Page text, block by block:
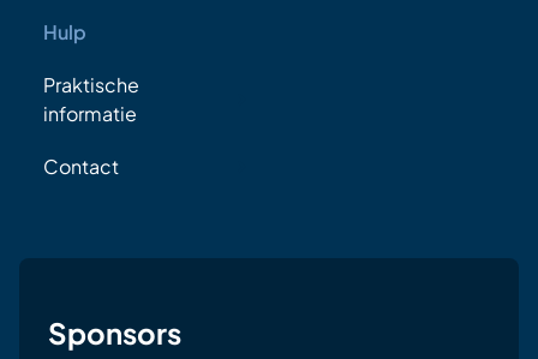
Hulp
Praktische
informatie
Contact
Sponsors